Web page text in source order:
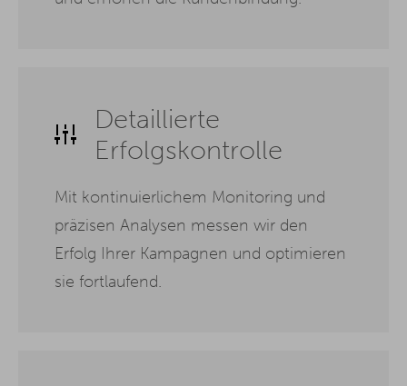
Detaillierte
Erfolgskontrolle
Mit kontinuierlichem Monitoring und
präzisen Analysen messen wir den
Erfolg Ihrer Kampagnen und optimieren
sie fortlaufend.